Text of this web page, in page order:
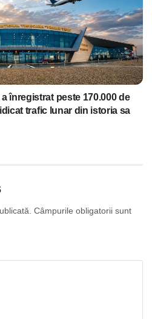
înregistrat peste 170.000 de
trafic lunar din istoria sa
Câmpurile obligatorii sunt